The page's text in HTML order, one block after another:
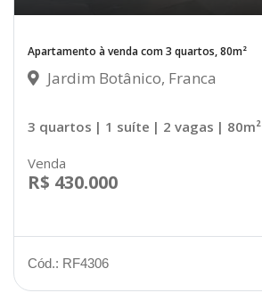
Apartamento à venda com 3 quartos, 80m²
Jardim Botânico, Franca
3 quartos | 1 suíte | 2 vagas | 80m²
Venda
R$ 430.000
Cód.: RF4306